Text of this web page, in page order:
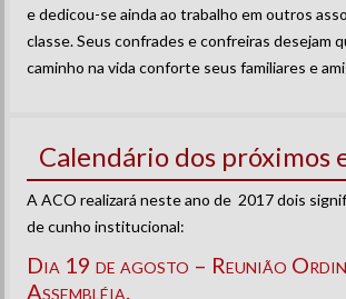
e dedicou-se ainda ao trabalho em outros
classe. Seus confrades e confreiras desejam
caminho na vida conforte seus familiares e
Calendário dos próximos
A ACO realizará neste ano de 2017 dois
de cunho institucional:
Dia 19 de agosto – Reunião
Assembléia.